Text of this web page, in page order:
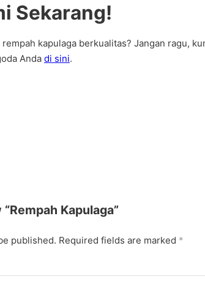
Sekarang!
kapulaga berkualitas? Jangan ragu,
Anda di sini.
Kapulaga”
published. Required fields are marked *